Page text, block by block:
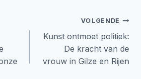
VOLGENDE
Kunst ontmoet politiek:
De kracht van de
vrouw in Gilze en Rijen